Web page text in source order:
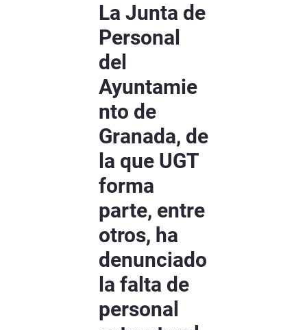
La Junta de
Personal
del
Ayuntamie
nto de
Granada, de
la que UGT
forma
parte, entre
otros, ha
denunciado
la falta de
personal